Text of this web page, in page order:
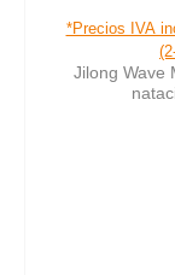
*Precios IVA
Jilong Wave